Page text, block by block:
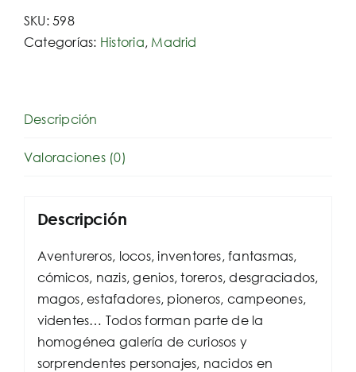
de
personajes
en
cantidad
SKU:598
Categorías: Historia, Madrid
Descripción
Valoraciones (0)
Descripción
Aventureros, locos, inventores, fantasmas,
cómicos, nazis, genios, toreros, desgraciados,
magos, estafadores, pioneros, campeones,
videntes… Todos forman parte de la
homogénea galería de curiosos y
sorprendentes personajes, nacidos en